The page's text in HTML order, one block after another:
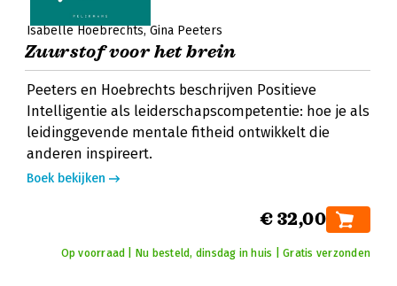
Isabelle Hoebrechts Gina Peeters
Zuurstof voor het brein
Peeters en Hoebrechts beschrijven Positieve
Intelligentie als leiderschapscompetentie: hoe je als
leidinggevende mentale fitheid ontwikkelt die
anderen inspireert.
Boek bekijken
€ 32,00
Op voorraad | Nu besteld, dinsdag in huis | Gratis verzonden